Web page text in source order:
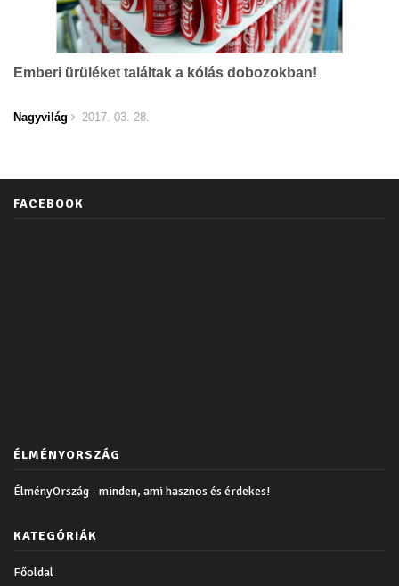
Emberi ürüléket találtak a kólás dobozokban!
Nagyvilág 2017. 03. 28.
FACEBOOK
ÉLMÉNYORSZÁG
ÉlményOrszág - minden, ami hasznos és érdekes!
KATEGÓRIÁK
Főoldal